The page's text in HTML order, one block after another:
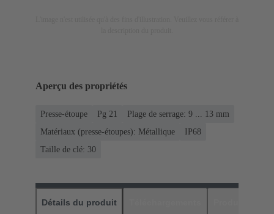
Aperçu des propriétés
Presse-étoupe Pg 21
Plage de serrage: 9 ... 13 mm
Matériaux (presse-étoupes): Métallique
IP68
Taille de clé: 30
Détails du produit